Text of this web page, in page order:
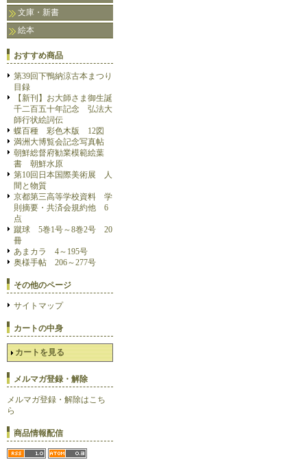
文庫・新書
絵本
おすすめ商品
第39回下鴨納涼古本まつり
目録
【新刊】お大師さま御生誕
千二百五十年記念 弘法大
師行状絵詞伝
蝶百種 彩色木版 12図
満洲大博覧会記念写真帖
朝鮮総督府勧業模範絵葉
書 朝鮮水原
第10回日本国際美術展 人
間と物質
京都第三高等学校資料 学
則摘要・共済会規約他 6
点
蹴球 5巻1号～8巻2号 20
冊
あまカラ 4～195号
奥様手帖 206～277号
その他のページ
サイトマップ
カートの中身
カートを見る
メルマガ登録・解除
メルマガ登録・解除はこち
ら
商品情報配信